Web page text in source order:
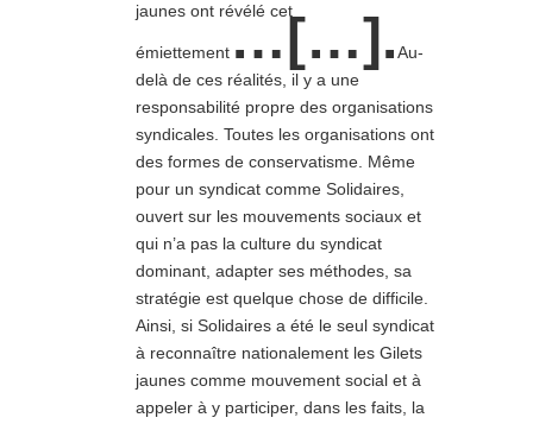
jaunes ont révélé cet
émiettement …[…].Au-
delà de ces réalités, il y a une
responsabilité propre des organisations
syndicales. Toutes les organisations ont
des formes de conservatisme. Même
pour un syndicat comme Solidaires,
ouvert sur les mouvements sociaux et
qui n’a pas la culture du syndicat
dominant, adapter ses méthodes, sa
stratégie est quelque chose de difficile.
Ainsi, si Solidaires a été le seul syndicat
à reconnaître nationalement les Gilets
jaunes comme mouvement social et à
appeler à y participer, dans les faits, la